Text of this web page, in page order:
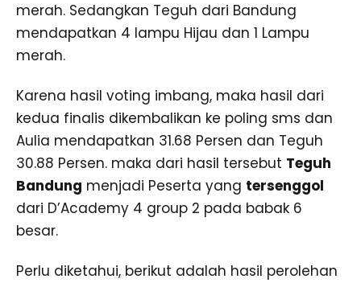
merah. Sedangkan Teguh dari Bandung
mendapatkan 4 lampu Hijau dan 1 Lampu
merah.
Karena hasil voting imbang, maka hasil dari
kedua finalis dikembalikan ke poling sms dan
Aulia mendapatkan 31.68 Persen dan Teguh
30.88 Persen. maka dari hasil tersebut Teguh
Bandung menjadi Peserta yang tersenggol
dari D’Academy 4 group 2 pada babak 6
besar.
Perlu diketahui, berikut adalah hasil perolehan